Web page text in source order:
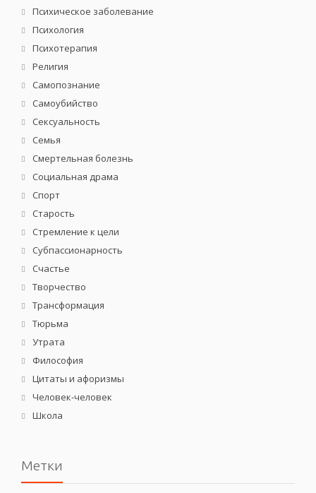
Психическое заболевание
Психология
Психотерапия
Религия
Самопознание
Самоубийство
Сексуальность
Семья
Смертельная болезнь
Социальная драма
Спорт
Старость
Стремление к цели
Субпассионарность
Счастье
Творчество
Трансформация
Тюрьма
Утрата
Философия
Цитаты и афоризмы
Человек-человек
Школа
Метки